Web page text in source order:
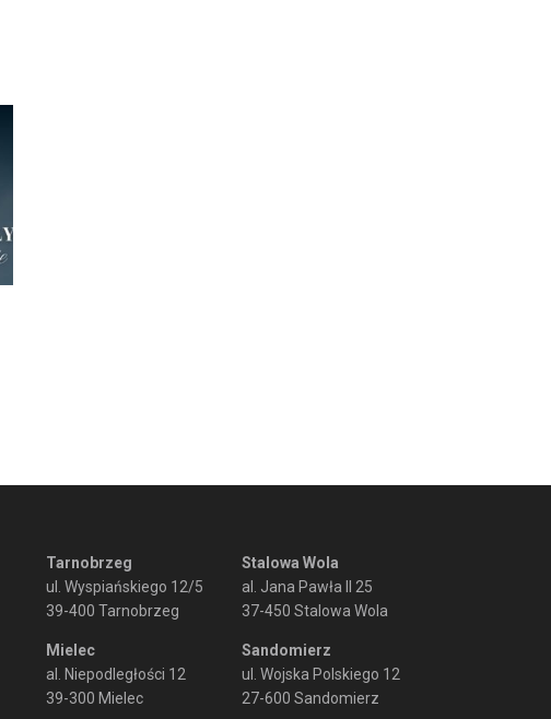
Tarnobrzeg
ul. Wyspiańskiego 12/5
39-400 Tarnobrzeg
Mielec
al. Niepodległości 12
39-300 Mielec
Stalowa Wola
al. Jana Pawła II 25
37-450 Stalowa Wola
Sandomierz
ul. Wojska Polskiego 12
27-600 Sandomierz